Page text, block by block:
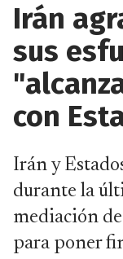
Irán
sus
con
Irán y
durante la
mediación
para poner